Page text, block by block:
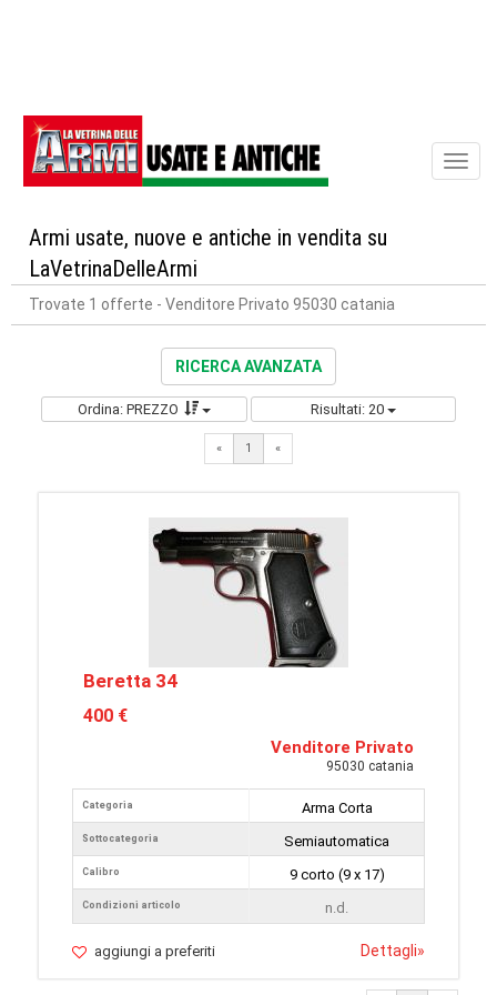
Armi usate, nuove e antiche in vendita su
LaVetrinaDelleArmi
Trovate 1 offerte - Venditore Privato 95030 catania
RICERCA AVANZATA
Ordina: PREZZO Risultati: 20
« 1 «
Beretta 34
400 €
Venditore Privato
95030 catania
Categoria
Sottocategoria
Calibro
Condizioni articolo
Arma Corta
Semiautomatica
9 corto (9 x 17)
n.d.
aggiungi a preferiti Dettagli»